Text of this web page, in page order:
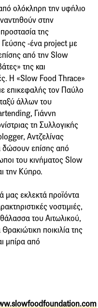
ολόκληρη την υφήλιο
στην
της
Γεύσης -ένα project με
από την Slow
της και
Η «Slow Food Thrace»
επικεφαλής τον Παύλο
άλλων του
Γιάννη
τη Συλλογικής
Αντζελίνας
επίσης από
του κινήματος Slow
την Κύπρο.
μας εκλεκτά προϊόντα
νοστιμιές,
του Αιτωλικού,
ποικιλία της
μπίρα από